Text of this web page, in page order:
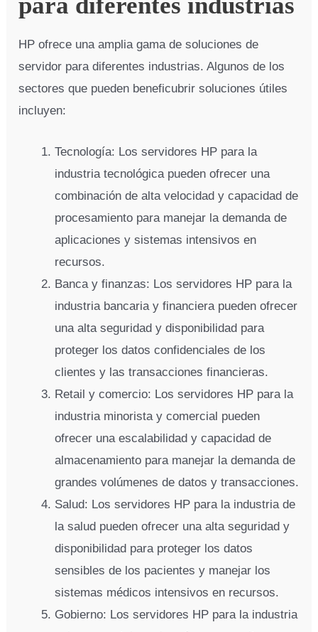
HP ofrece una amplia gama de soluciones de
servidor para diferentes industrias. Algunos de los
sectores que pueden beneficubrir soluciones útiles
incluyen:
Tecnología: Los servidores HP para la
industria tecnológica pueden ofrecer una
combinación de alta velocidad y capacidad de
procesamiento para manejar la demanda de
aplicaciones y sistemas intensivos en
recursos.
Banca y finanzas: Los servidores HP para la
industria bancaria y financiera pueden ofrecer
una alta seguridad y disponibilidad para
proteger los datos confidenciales de los
clientes y las transacciones financieras.
Retail y comercio: Los servidores HP para la
industria minorista y comercial pueden
ofrecer una escalabilidad y capacidad de
almacenamiento para manejar la demanda de
grandes volúmenes de datos y transacciones.
Salud: Los servidores HP para la industria de
la salud pueden ofrecer una alta seguridad y
disponibilidad para proteger los datos
sensibles de los pacientes y manejar los
sistemas médicos intensivos en recursos.
Gobierno: Los servidores HP para la industria